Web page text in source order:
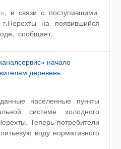
в связи с поступившими
на появившийся
сообщает.
начало
деревень
населенные пункты
системе холодного
Теперь потребители
воду нормативного